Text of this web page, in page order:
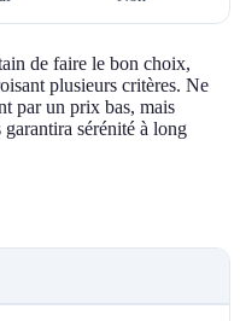
de faire le bon choix,
plusieurs critères. Ne
par un prix bas, mais
sérénité à long